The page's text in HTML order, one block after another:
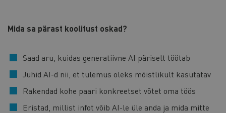
Mida sa pärast koolitust oskad?
Saad aru, kuidas generatiivne AI päriselt töötab
Juhid AI-d nii, et tulemus oleks mõistlikult kasutatav
Rakendad kohe paari konkreetset võtet oma töös
Eristad, millist infot võib AI-le üle anda ja mida mitte